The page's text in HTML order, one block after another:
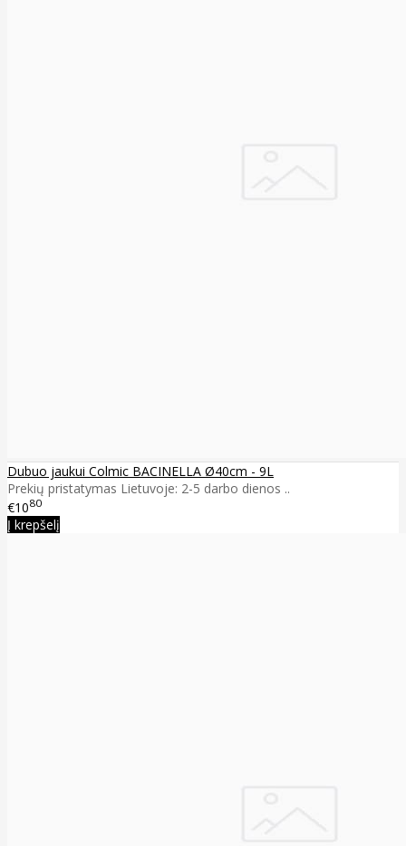
Dubuo jaukui Colmic BACINELLA Ø40cm - 9L
Prekių pristatymas Lietuvoje: 2-5 darbo dienos ..
€1080
Į krepšelį